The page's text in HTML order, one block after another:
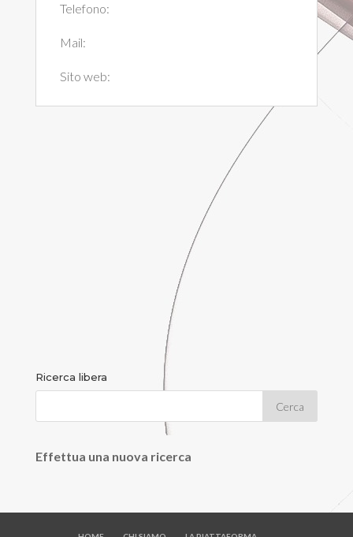
Telefono:
Mail:
Sito web:
Ricerca libera
Effettua una nuova ricerca